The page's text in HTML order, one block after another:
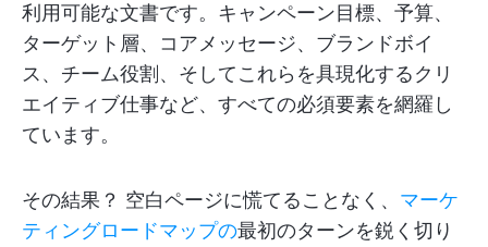
利用可能な文書です。キャンペーン目標、予算、
ターゲット層、コアメッセージ、ブランドボイ
ス、チーム役割、そしてこれらを具現化するクリ
エイティブ仕事など、すべての必須要素を網羅し
ています。
その結果？ 空白ページに慌てることなく、 マーケ
ティングロードマップの最初のターンを鋭く切り